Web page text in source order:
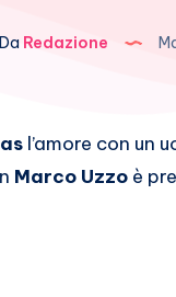
Da Redazione
l’amore con un
Marco Uzzo è